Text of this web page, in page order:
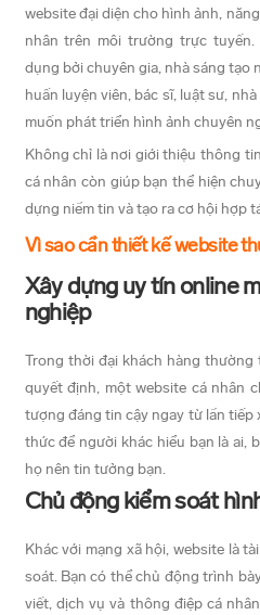
website đại diện cho hình ảnh,
nhân trên môi trường trực
dụng bởi chuyên gia, nhà sáng tạo
huấn luyện viên, bác sĩ, luật sư,
muốn phát triển hình ảnh chuyên
Không chỉ là nơi giới thiệu thông
cá nhân còn giúp bạn thể hiện
dựng niềm tin và tạo ra cơ hội hợp
Vì sao cần thiết kế website
Xây dựng uy tín online
nghiệp
Trong thời đại khách hàng
quyết định, một website cá nhân
tượng đáng tin cậy ngay từ lần tiếp
thức để người khác hiểu bạn là ai,
họ nên tin tưởng bạn.
Chủ động kiểm soát
Khác với mạng xã hội, website là
soát. Bạn có thể chủ động trình
viết, dịch vụ và thông điệp cá